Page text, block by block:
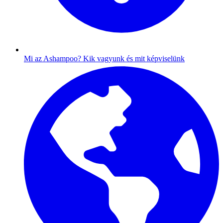
Mi az Ashampoo? Kik vagyunk és mit képviselünk